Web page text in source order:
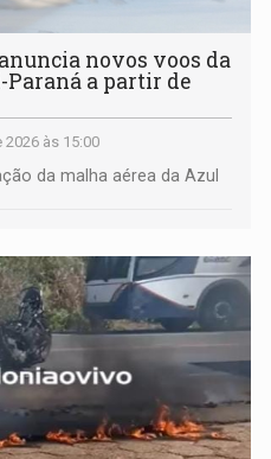
anuncia novos voos da
a partir de
às 15:00
da malha aérea da Azul